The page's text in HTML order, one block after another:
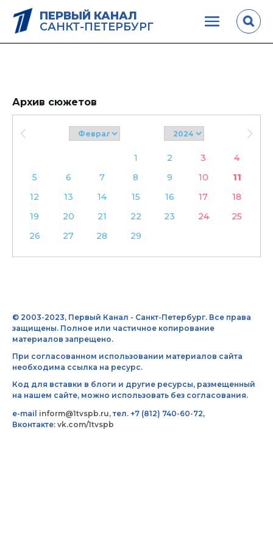
ПЕРВЫЙ КАНАЛ
САНКТ-ПЕТЕРБУРГ
Архив сюжетов
1 2 3
4
5
6 7 8 9 10
11
12
13 14 15 16 17
18
19
20 21 22 23 24
25
26
27 28 29
© 2003-2023, Первый Канал - Санкт-Петербург. Все права
защищены. Полное или частичное копирование
материалов запрещено.
При согласованном использовании материалов сайта
необходима ссылка на ресурс.
Код для вставки в блоги и другие ресурсы, размещенный
на нашем сайте, можно использовать без согласования.
e-mail inform@1tvspb.ru, тел. +7 (812) 740-60-72,
Вконтакте: vk.com/1tvspb